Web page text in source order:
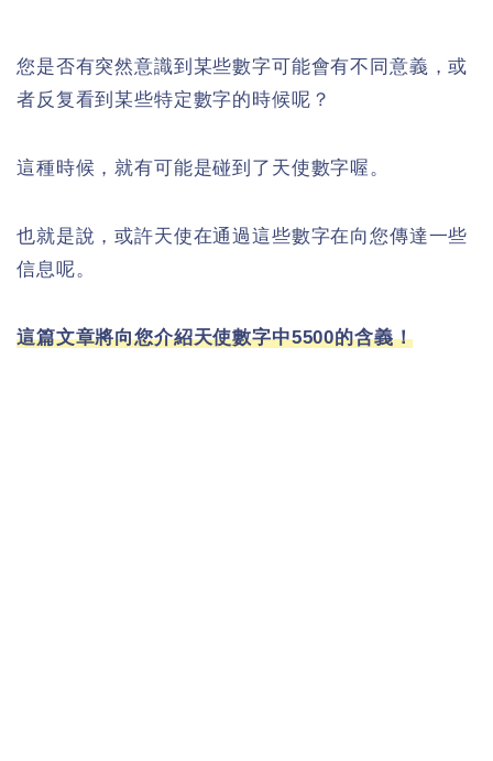
您是否有突然意識到某些數字可能會有不同意義，或
者反复看到某些特定數字的時候呢？
這種時候，就有可能是碰到了天使數字喔。
也就是說，或許天使在通過這些數字在向您傳達一些
信息呢。
這篇文章將向您介紹天使數字中5500的含義！